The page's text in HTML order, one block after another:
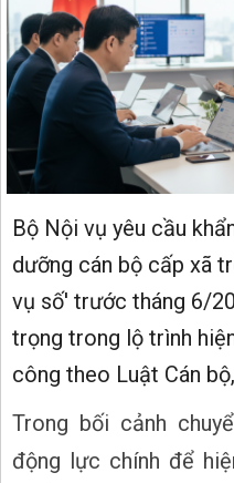
Bộ Nội vụ yêu cầu
dưỡng cán bộ cấp xã
vụ số' trước tháng 6/
trọng trong lộ trình
công theo Luật Cán
Trong bối cảnh
động lực chính để